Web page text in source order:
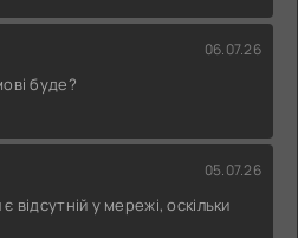
06.07.26
буде?
05.07.26
відсутній у мережі, оскільки